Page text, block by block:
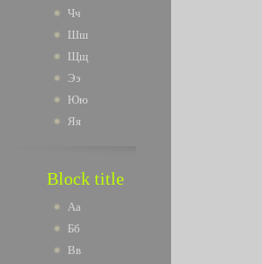
Чч
Шш
Щщ
Ээ
Юю
Яя
Block title
Аа
Бб
Вв